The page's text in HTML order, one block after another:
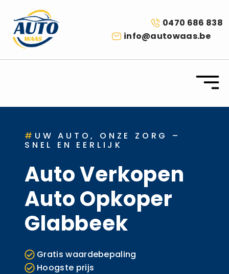
0470 686 838
info@autowaas.be
# UW AUTO, ONZE ZORG –
SNEL EN EERLIJK
Auto Verkopen
Auto Opkoper
Glabbeek
Gratis waardebepaling
Hoogste prijs